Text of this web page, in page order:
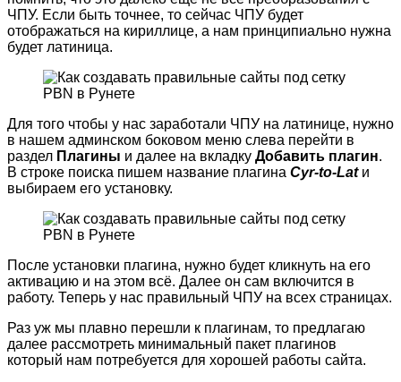
ЧПУ. Если быть точнее, то сейчас ЧПУ будет
отображаться на кириллице, а нам принципиально нужна
будет латиница.
Для того чтобы у нас заработали ЧПУ на латинице, нужно
в нашем админском боковом меню слева перейти в
раздел Плагины и далее на вкладку Добавить плагин.
В строке поиска пишем название плагина Cyr-to-Latи
выбираем его установку.
После установки плагина, нужно будет кликнуть на его
активацию и на этом всё. Далее он сам включится в
работу. Теперь у нас правильный ЧПУ на всех страницах.
Раз уж мы плавно перешли к плагинам, то предлагаю
далее рассмотреть минимальный пакет плагинов
который нам потребуется для хорошей работы сайта.